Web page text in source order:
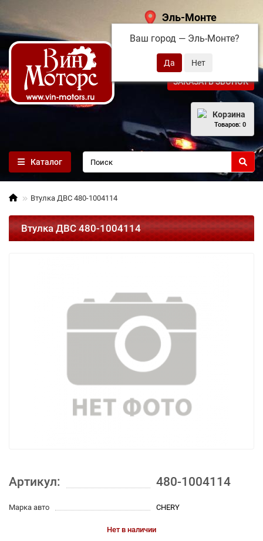
Эль-Монте
Ваш город — Эль-Монте?
+7 (495) 108-68-71
ЗАКАЗАТЬ ЗВОНОК
Корзина
Товаров: 0
Каталог
Втулка ДВС 480-1004114
Втулка ДВС 480-1004114
Артикул: 480-1004114
Марка авто CHERY
Нет в наличии